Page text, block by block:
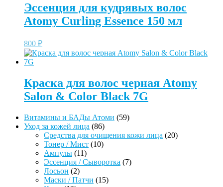
Эссенция для кудрявых волос
Atomy Curling Essence 150 мл
800 ₽
Краска для волос черная Atomy
Salon & Color Black 7G
Витамины и БАДы Атоми 5959
Уход за кожей лица 8686
товаров
Средства для очищения кожи лица 2020
Тонер / Мист 1010
Ампулы 1111
товаров
Эссенция / Сыворотка 77
Лосьон 22
товара
Маски / Патчи 1515